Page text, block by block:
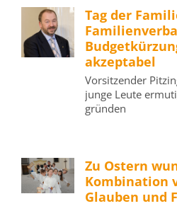
Tag der
akzeptabel
Vorsitzender
junge Leute
gründen
Zu Ostern
Kombination
Glauben und